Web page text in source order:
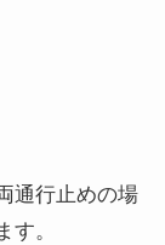
通行止めの場
。